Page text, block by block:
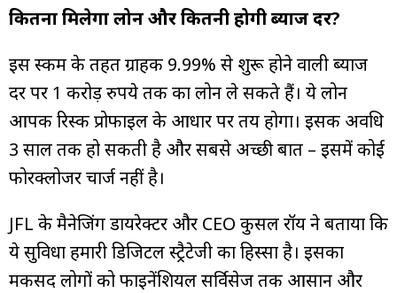
कितना मिलेगा लोन और कितनी होगी ब्याज दर?
इस स्कीम के तहत ग्राहक 9.99% से शुरू होने वाली ब्याज
दर पर 1 करोड़ रुपये तक का लोन ले सकते हैं। ये लोन
आपकी रिस्क प्रोफाइल के आधार पर तय होगा। इसकी अवधि
3 साल तक हो सकती है और सबसे अच्छी बात – इसमें कोई
फोरक्लोजर चार्ज नहीं है।
JFL के मैनेजिंग डायरेक्टर और CEO कुसल रॉय ने बताया कि
ये सुविधा हमारी डिजिटल स्ट्रैटेजी का हिस्सा है। इसका
मकसद लोगों को फाइनेंशियल सर्विसेज तक आसान और